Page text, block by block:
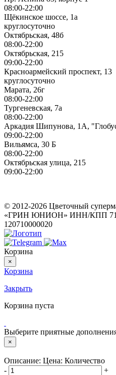
08:00-22:00
Щёкинское шоссе, 1а
круглосуточно
Октябрьская, 48б
08:00-22:00
Октябрьская, 215
09:00-22:00
Красноармейский проспект, 13
круглосуточно
Марата, 26г
08:00-22:00
Тургеневская, 7а
08:00-22:00
Аркадия Шипунова, 1А,
09:00-22:00
Вильямса, 30 Б
08:00-22:00
Октябрьская улица, 215
09:00-22:00
© 2012-2026 Цветочный
«ГРИН ЮНИОН» ИНН/КПП
120710000020
Корзина
×
Корзина
Закрыть
Корзина пуста
Выберите приятные
×
Описание: Цена: Количество
-
+